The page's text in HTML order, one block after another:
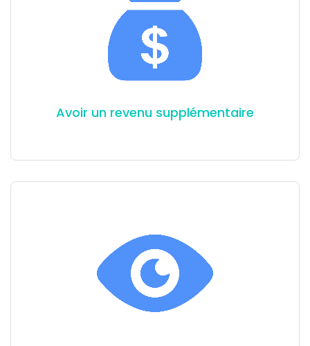
Avoir un revenu supplémentaire